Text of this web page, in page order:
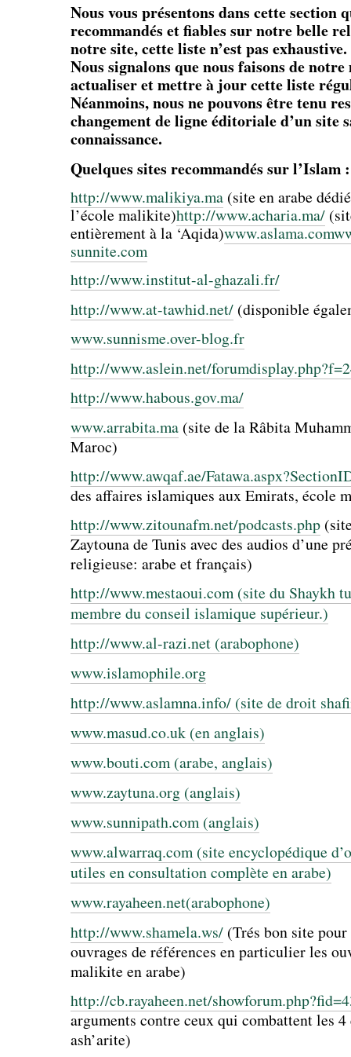
Nous vous présentons dans cette section
recommandés et fiables sur notre belle
notre site, cette liste n’est pas exhaustive.
Nous signalons que nous faisons de
actualiser et mettre à jour cette liste
Néanmoins, nous ne pouvons être tenu
changement de ligne éditoriale d’un site
connaissance.
Quelques sites recommandés sur l’Islam :
http://www.malikiya.ma(site en arabe
l’école malikite)http://www.acharia.ma/
entièrement à la ‘Aqida)www.aslama.com
sunnite.com
http://www.institut-al-ghazali.fr/
http://www.at-tawhid.net/(disponible
www.sunnisme.over-blog.fr
http://www.aslein.net/
http://www.habous.gov.ma/
www.arrabita.ma(site de la Râbita
Maroc)
http://www.awqaf.ae/
des affaires islamiques aux Emirats, école
http://www.zitounafm.net/podcasts.php
Zaytouna de Tunis avec des audios d’une
religieuse: arabe et français)
http://www.mestaoui.com (site du Shaykh
membre du conseil islamique supérieur.)
http://www.al-razi.net (arabophone)
www.islamophile.org
http://www.aslamna.info/ (site de droit
www.masud.co.uk (en anglais)
www.bouti.com (arabe, anglais)
www.zaytuna.org (anglais)
www.sunnipath.com (anglais)
www.alwarraq.com (site encyclopédique
utiles en consultation complète en arabe)
www.rayaheen.net(arabophone)
http://www.shamela.ws/(Trés bon site pour
ouvrages de références en particulier les
malikite en arabe)
http://cb.rayaheen.net/
arguments contre ceux qui combattent les 4
ash’arite)